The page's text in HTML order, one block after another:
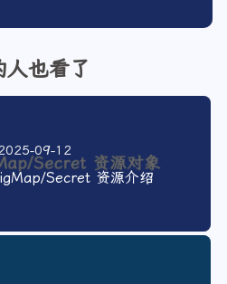
也看了
09-12
Secret 资源介绍